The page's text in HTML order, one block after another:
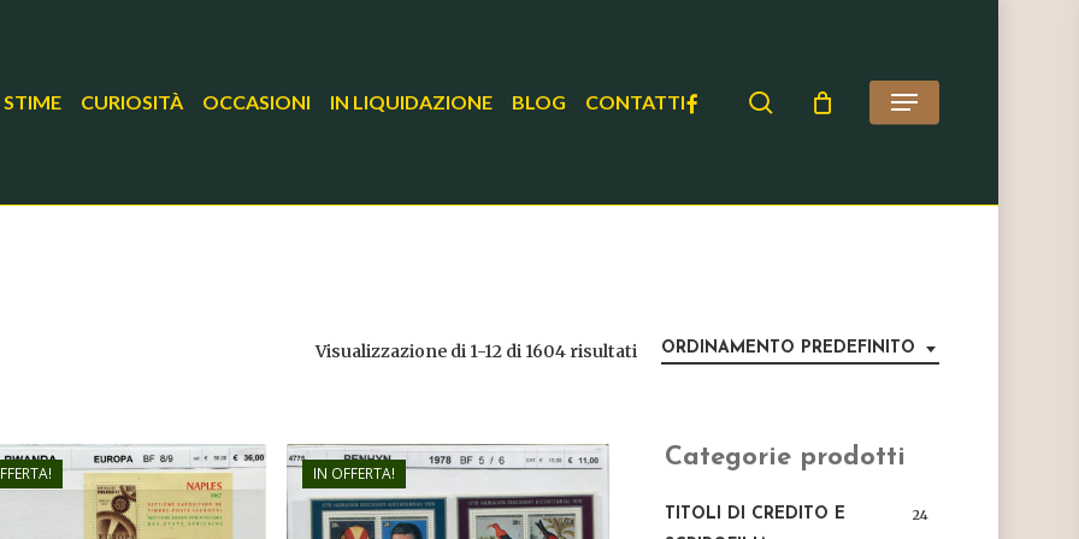
CURIOSITÀ OCCASIONI IN LIQUIDAZIONE BLOG CONTATTIFACEBOOK search Menu
ORDINAMENTO PREDEFINITO
Visualizzazione di 1-12 di 1604 risultati
IN OFFERTA!
€11,00
Categorie prodotti
TITOLI DI CREDITO E
24